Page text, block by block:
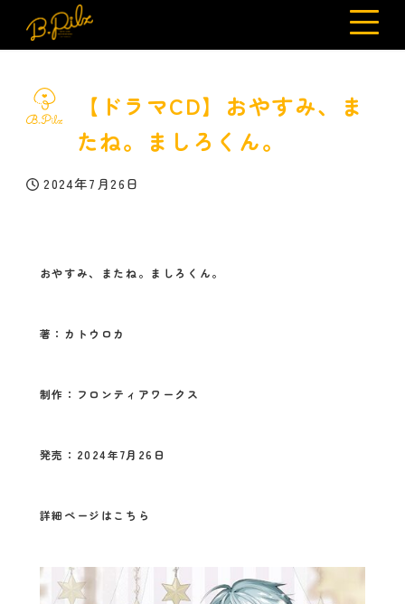
【ドラマCD】おやすみ、ま
たね。ましろくん。
投稿日
2024年7月26日
おやすみ、またね。ましろくん。
著：カトウロカ
制作：フロンティアワークス
発売：2024年7月26日
詳細ページはこちら